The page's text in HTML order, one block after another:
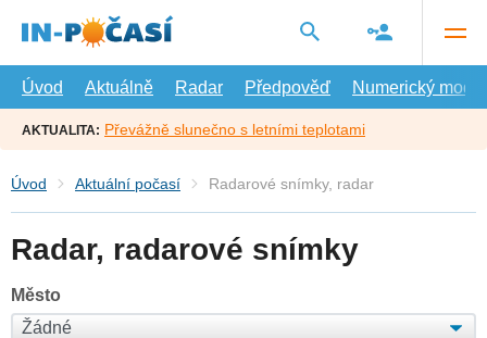
hlavní
Úvod
Aktuálně Radar Předpověď Numerický model
AKTUALITA: Převážně slunečno s letními teplotami
Úvod Aktuální počasí Radarové snímky, radar
Radar, radarové snímky
Město